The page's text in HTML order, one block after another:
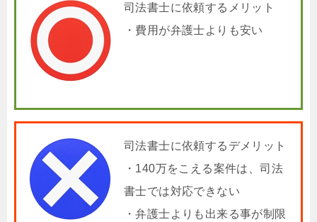
司法書士に依頼するメリット
・費用が弁護士よりも安い
司法書士に依頼するデメリット
・140万をこえる案件は、司法
書士では対応できない
・弁護士よりも出来る事が制限